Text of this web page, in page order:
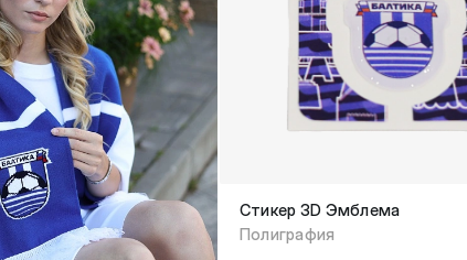
Стикер 3D Эмблема
Полиграфия